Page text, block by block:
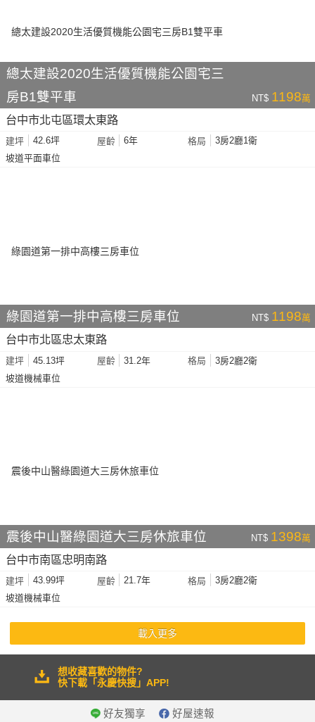
總太建設2020生活優質機能公園宅三
房B1雙平車
NT$ 1198萬
台中市北屯區環太東路
建坪 42.6坪 屋齡 6年 格局
3房2廳1衛
坡道平面車位
綠園道第一排中高樓三房車位 NT$ 1198萬
台中市北區忠太東路
建坪 45.13坪 屋齡 31.2年 格局
3房2廳2衛
坡道機械車位
震後中山醫綠園道大三房休旅車位 NT$ 1398萬
台中市南區忠明南路
建坪 43.99坪 屋齡 21.7年 格局
3房2廳2衛
坡道機械車位
載入更多
想收藏喜歡的物件?
快下載「永慶快搜」APP!
好友獨享 好屋速報